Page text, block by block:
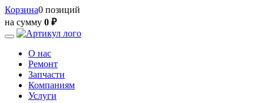
Корзина0 позиций
на сумму 0 ₽
О нас
Ремонт
Запчасти
Компаниям
Услуги